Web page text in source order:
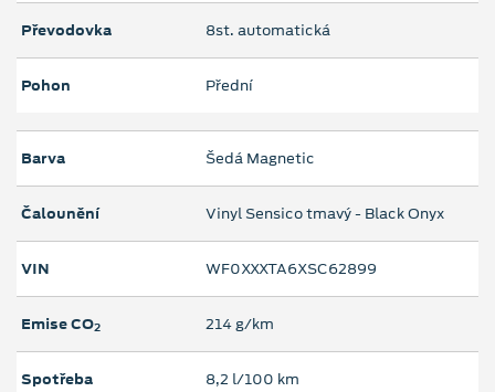
Převodovka 8st. automatická
Pohon Přední
Barva Šedá Magnetic
Čalounění Vinyl Sensico tmavý - Black Onyx
VIN WF0XXXTA6XSC62899
Emise CO2 214 g/km
Spotřeba 8,2 l/100 km